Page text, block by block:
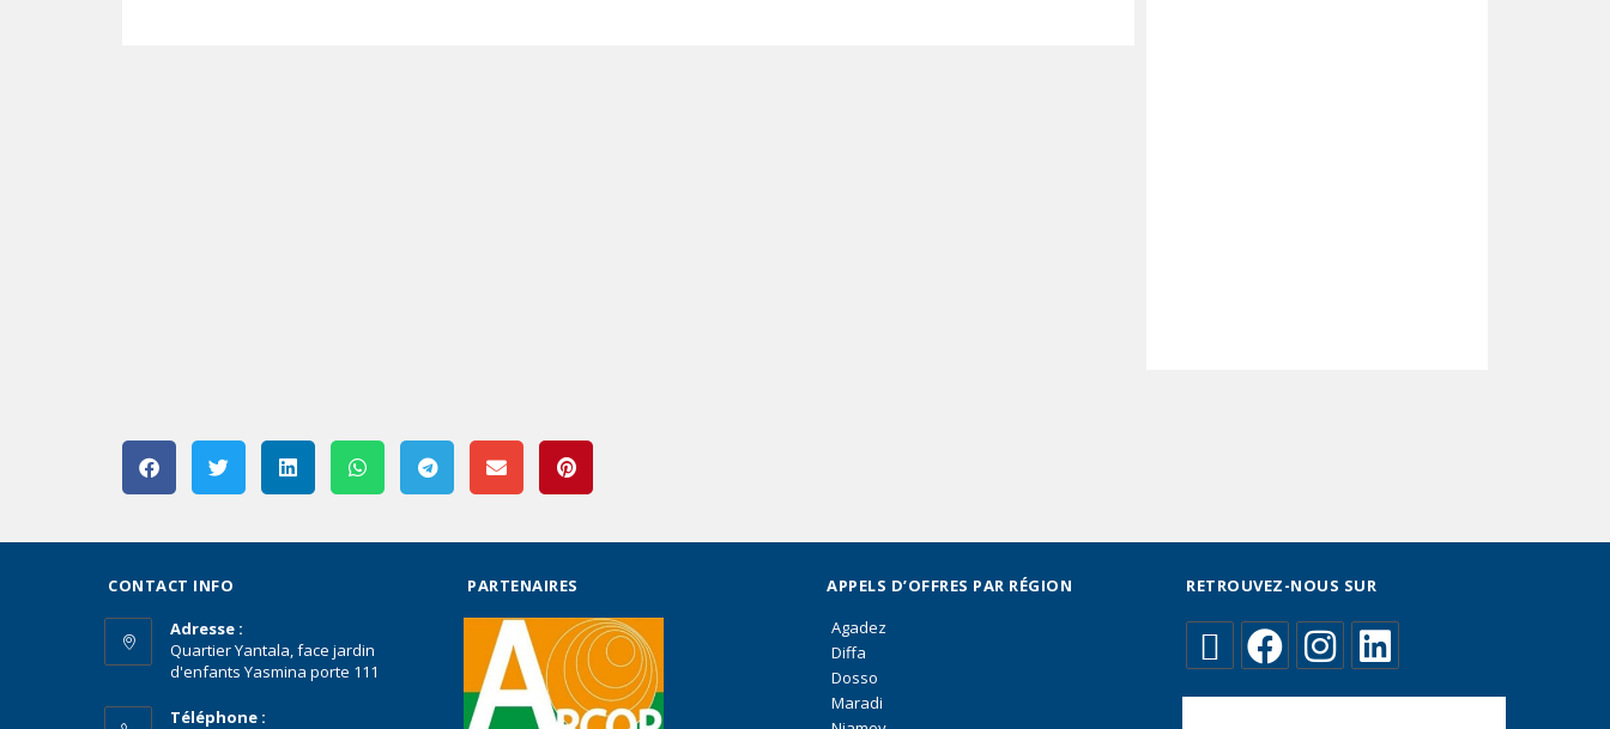
CONTACT INFO
Adresse :
Quartier Yantala, face jardin
d'enfants Yasmina porte 111
Téléphone :
PARTENAIRES
APPELS D’OFFRES PAR RÉGION
Agadez
Diffa
Dosso
Maradi
RETROUVEZ-NOUS SUR